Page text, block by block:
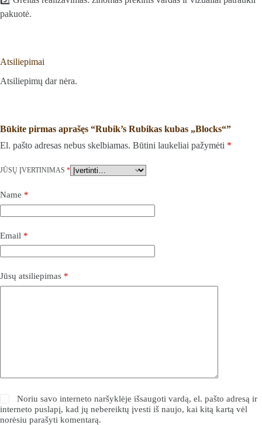
pakuotė.
Atsiliepimai
Atsiliepimų dar nėra.
Būkite pirmas aprašęs “Rubik’s Rubikas kubas „Blocks“”
El. pašto adresas nebus skelbiamas. Būtini laukeliai pažymėti *
JŪSŲ ĮVERTINIMAS *
Name *
Email *
Jūsų atsiliepimas *
Noriu savo interneto naršyklėje išsaugoti vardą, el. pašto adresą ir
interneto puslapį, kad jų nebereiktų įvesti iš naujo, kai kitą kartą vėl
norėsiu parašyti komentarą.